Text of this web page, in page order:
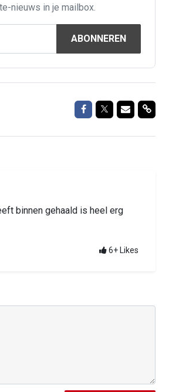
nieuws in je mailbox.
ABONNEREN
Delen op Facebook
Delen opDelen via
binnen gehaald is heel erg
6+ Likes